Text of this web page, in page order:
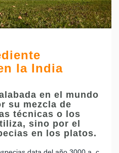
la India
en el mundo
su mezcla de
técnicas o los
sino por el
en los platos.